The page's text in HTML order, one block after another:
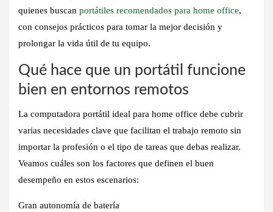
quienes buscan portátiles recomendados para home office,
con consejos prácticos para tomar la mejor decisión y
prolongar la vida útil de tu equipo.
Qué hace que un portátil funcione
bien en entornos remotos
La computadora portátil ideal para home office debe cubrir
varias necesidades clave que facilitan el trabajo remoto sin
importar la profesión o el tipo de tareas que debas realizar.
Veamos cuáles son los factores que definen el buen
desempeño en estos escenarios:
Gran autonomía de batería